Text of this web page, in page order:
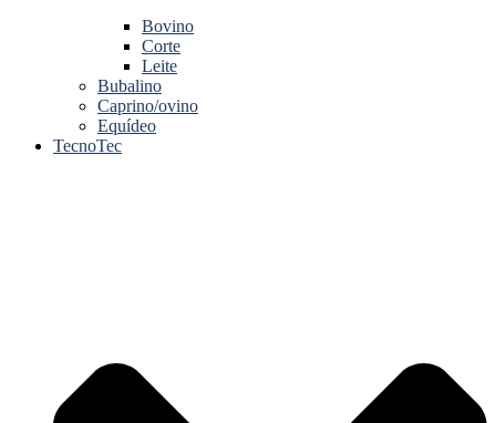
Bovino
Corte
Leite
Bubalino
Caprino/ovino
Equídeo
TecnoTec